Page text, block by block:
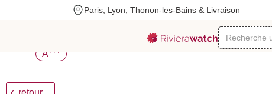
Paris, Lyon, Thonon-les-Bains & Livraison
GMT-Master II 126720VTNR17000€
A +++